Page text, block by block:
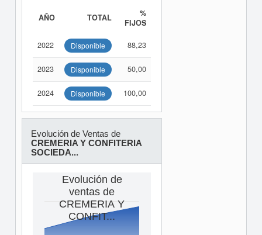
AÑO TOTAL
%
FIJOS
2022 Disponible 88,23
2023 Disponible 50,00
2024 Disponible 100,00
Evolución de Ventas de
CREMERIA Y CONFITERIA
SOCIEDA...
Evolución de
ventas de
CREMERIA Y
CONFIT...